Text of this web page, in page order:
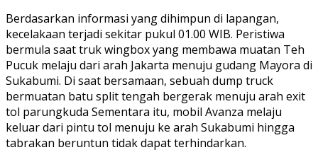
​Berdasarkan informasi yang dihimpun di lapangan,
kecelakaan terjadi sekitar pukul 01.00 WIB. Peristiwa
bermula saat truk wingbox yang membawa muatan Teh
Pucuk melaju dari arah Jakarta menuju gudang Mayora di
Sukabumi. Di saat bersamaan, sebuah dump truck
bermuatan batu split tengah bergerak menuju arah exit
tol parungkuda Sementara itu, mobil Avanza melaju
keluar dari pintu tol menuju ke arah Sukabumi hingga
tabrakan beruntun tidak dapat terhindarkan.